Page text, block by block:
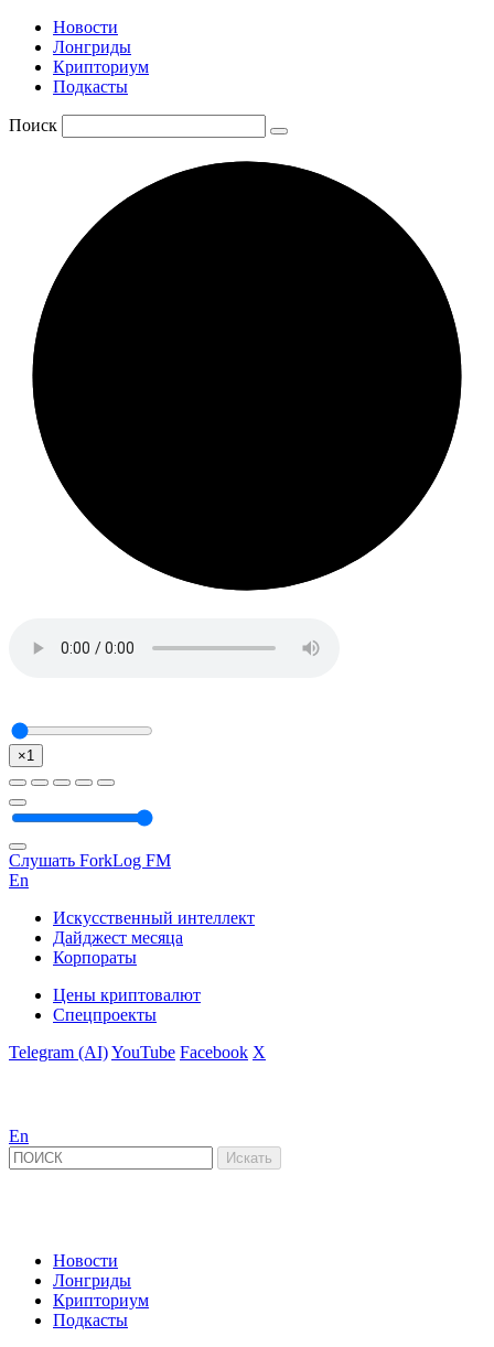
Новости
Лонгриды
Крипториум
Подкасты
Поиск
×1
Слушать ForkLog FM
En
Искусственный интеллект
Дайджест месяца
Корпораты
Цены криптовалют
Спецпроекты
Telegram (AI)YouTube Facebook X
En
Новости
Лонгриды
Крипториум
Подкасты